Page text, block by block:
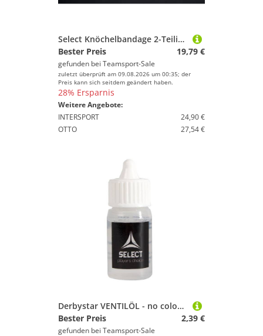
Select Knöchelbandage 2-Teilig schwarz S
Bester Preis
19,79 €
gefunden bei Teamsport-Sale
zuletzt überprüft am 09.08.2026 um 00:35; der
Preis kann sich seitdem geändert haben.
28% Ersparnis
Weitere Angebote:
INTERSPORT
24,90 €
OTTO
27,54 €
Derbystar VENTILÖL - no colour - 10 ml
Bester Preis
2,39 €
gefunden bei Teamsport-Sale